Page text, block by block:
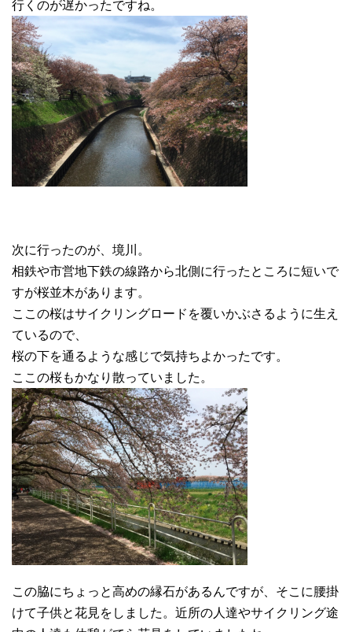
行くのが遅かったですね。
次に行ったのが、境川。
相鉄や市営地下鉄の線路から北側に行ったところに短いで
すが桜並木があります。
ここの桜はサイクリングロードを覆いかぶさるように生え
ているので、
桜の下を通るような感じで気持ちよかったです。
ここの桜もかなり散っていました。
この脇にちょっと高めの縁石があるんですが、そこに腰掛
けて子供と花見をしました。近所の人達やサイクリング途